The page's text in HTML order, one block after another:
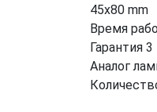
45x80 mm
Время
Гарантия 3
Аналог